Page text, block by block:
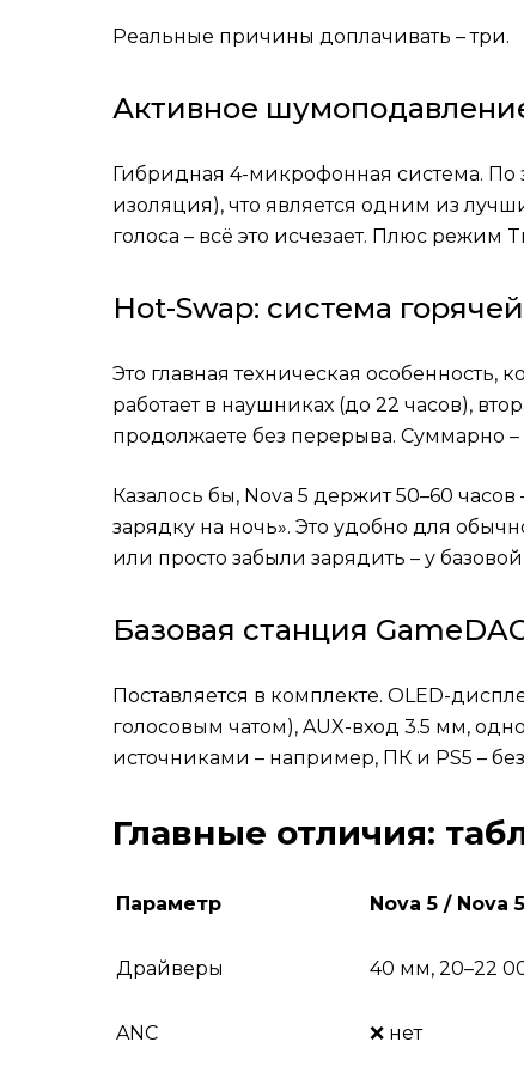
Реальные причины доплачивать – три.
Активное
Гибридная 4-микрофонная система. По
изоляция), что является одним из
голоса – всё это исчезает. Плюс режим
Hot-Swap: система
Это главная техническая особенность,
работает в наушниках (до 22 часов),
продолжаете без перерыва. Суммарно
Казалось бы, Nova 5 держит 50–60
зарядку на ночь». Это удобно для
или просто забыли зарядить – у
Базовая станция
Поставляется в комплекте. OLED-
голосовым чатом), AUX-вход 3.5 мм,
источниками – например, ПК и PS5 –
Главные отличия:
Параметр Nova 5 / Nova
Драйверы 40 мм, 20–22
ANC ❌ нет